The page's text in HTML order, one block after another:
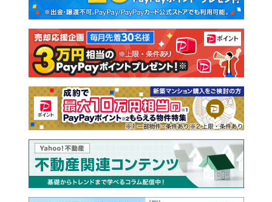
新築一戸建て 中古一戸建て
注文住宅 土地
売却査定